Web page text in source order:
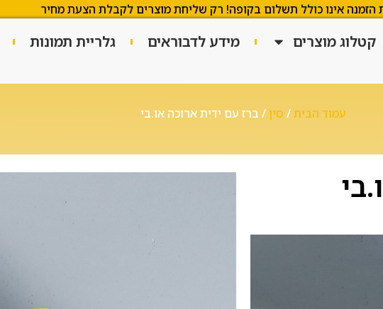
הזמנה אינו כולל תשלום בקופה! רק שליחת מוצרים לקבלת הצעת מחיר
קטלוג מוצרים מידע לדבוראים גלריית תמונות
עמוד הבית/ סין/ ברז עם ידית ארוכה או.בי